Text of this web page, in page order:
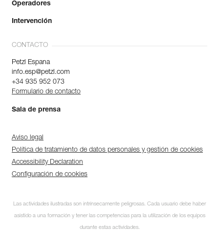
Operadores
Intervención
CONTACTO
Petzl Espana
info.esp@petzl.com
+34 935 952 073
Formulario de contacto
Sala de prensa
Aviso legal
Política de tratamiento de datos personales y gestión de cookies
Accessibility Declaration
Configuración de cookies
Las actividades ilustradas son intrínsecamente peligrosas. Cada usuario debe haber
asistido a una formación y tener las competencias para la utilización de los equipos
durante estas actividades.